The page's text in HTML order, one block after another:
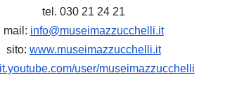
tel. 030 21 24 21
mail: info@museimazzucchelli.it
sito: www.museimazzucchelli.it
user/museimazzucchelli